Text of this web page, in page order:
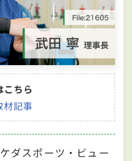
ちら
材記事
ダスポーツ・ビュー